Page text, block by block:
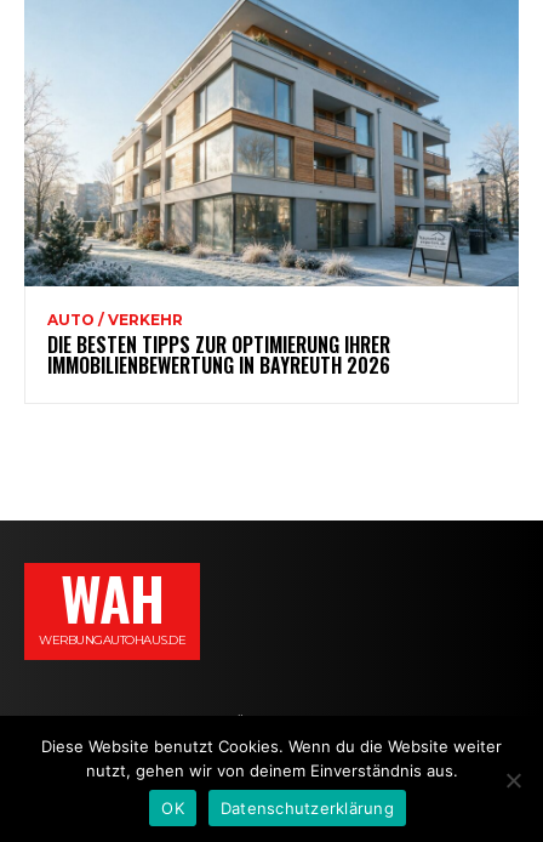
AUTO / VERKEHR
DIE BESTEN TIPPS ZUR OPTIMIERUNG IHRER
IMMOBILIENBEWERTUNG IN BAYREUTH 2026
WAH
WERBUNGAUTOHAUS.DE
AGB DATENSCHUTZERKLÄRUNG
Diese Website benutzt Cookies. Wenn du die Website weiter
nutzt, gehen wir von deinem Einverständnis aus.
OK
Datenschutzerklärung